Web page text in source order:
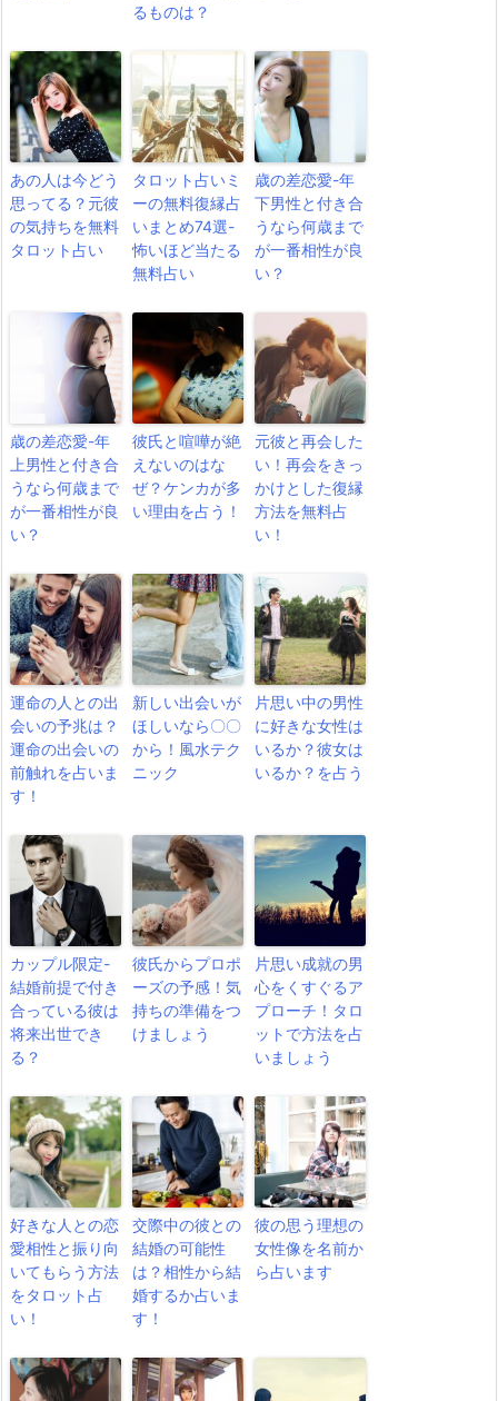
るものは？
あの人は今どう
思ってる？元彼
の気持ちを無料
タロット占い
タロット占いミ
ーの無料復縁占
いまとめ74選-
怖いほど当たる
無料占い
歳の差恋愛-年
下男性と付き合
うなら何歳まで
が一番相性が良
い？
歳の差恋愛-年
上男性と付き合
うなら何歳まで
が一番相性が良
い？
彼氏と喧嘩が絶
えないのはな
ぜ？ケンカが多
い理由を占う！
元彼と再会した
い！再会をきっ
かけとした復縁
方法を無料占
い！
運命の人との出
会いの予兆は？
運命の出会いの
前触れを占いま
す！
新しい出会いが
ほしいなら〇〇
から！風水テク
ニック
片思い中の男性
に好きな女性は
いるか？彼女は
いるか？を占う
カップル限定-
結婚前提で付き
合っている彼は
将来出世でき
る？
彼氏からプロポ
ーズの予感！気
持ちの準備をつ
けましょう
片思い成就の男
心をくすぐるア
プローチ！タロ
ットで方法を占
いましょう
好きな人との恋
愛相性と振り向
いてもらう方法
をタロット占
い！
交際中の彼との
結婚の可能性
は？相性から結
婚するか占いま
す！
彼の思う理想の
女性像を名前か
ら占います